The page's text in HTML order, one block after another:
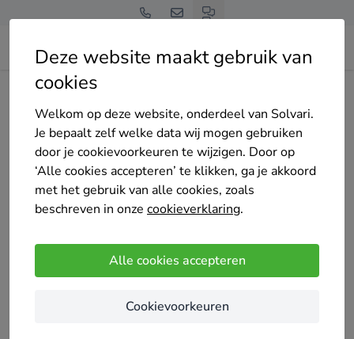
Deze website maakt gebruik van
cookies
Welkom op deze website, onderdeel van Solvari.
Je bepaalt zelf welke data wij mogen gebruiken
door je cookievoorkeuren te wijzigen. Door op
‘Alle cookies accepteren’ te klikken, ga je akkoord
met het gebruik van alle cookies, zoals
beschreven in onze cookieverklaring.
Alle cookies accepteren
Cookievoorkeuren
Home Bedrijven overzicht
Koens Adviseert
Nog geen reviews
Vanuit het zelf energie neutraal maken van onze